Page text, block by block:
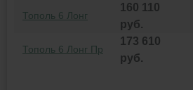
Тополь 6 Лонг
160 110
руб.
Тополь 6 Лонг Пр
173 610
руб.